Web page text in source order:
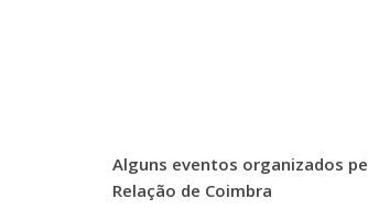
Alguns eventos organizados
Relação de Coimbra